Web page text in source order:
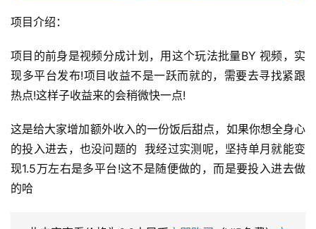
项目介绍：
项目的前身是视频分成计划，用这个玩法批量BY 视频，实
现多平台发布!项目收益不是一跃而就的，需要去寻找紧跟
热点!这样子收益来的会稍微快一点!
这是给大家增加额外收入的一份饭后甜点，如果你想全身心
的投入进去，也没问题的  我经过实测呢，坚持单月就能变
现1.5万左右是多平台!这不是随便做的，而是要投入进去做
的哈